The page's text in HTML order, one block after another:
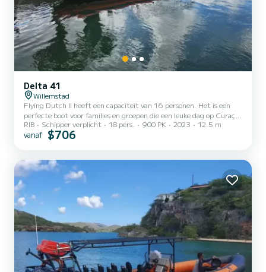
Delta 41
Willemstad
Flying Dutch II heeft een capaciteit van 16 personen. Het is een
perfecte boot voor families en groepen die een leuke dag op Curaçao
willen beleven. Met 900 pk kunnen we snel en furieus varen. Maar
natuurlijk nemen we uw veiligheid als onze prioriteit. Wij zijn de
avontuur. *Voor alle charters, inclusief drankjes* *Voor een hele
dag charter, inclusief eten en dr...
RIB Schipper verplicht 18 pers. 900 PK 2023 12.5 m
vanaf $706